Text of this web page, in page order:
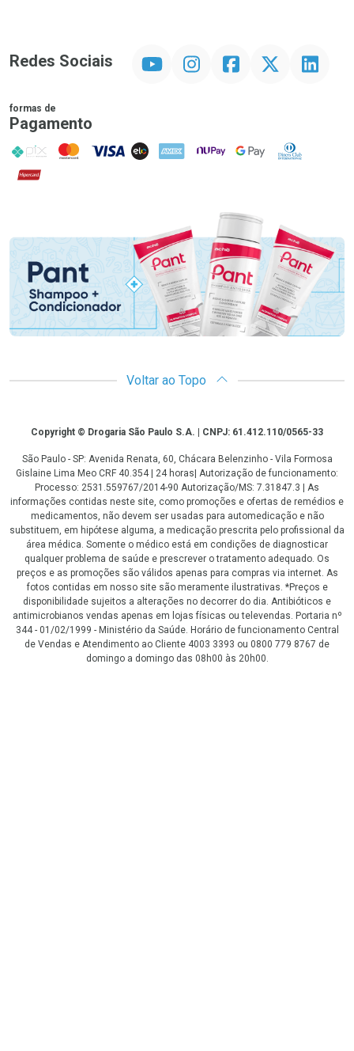
Redes Sociais InstagramFacebookTwitter Linkedin
formas de
Pagamento
PIX MasterCard
VISA ELO AMEX NuPay Google PayDiners Club
Hipercard
Promoção em Destaque
Voltar ao Topo
CopyrightCopyright © Drogaria São Paulo S.A. | CNPJ: 61.412.110/0565-33
São Paulo - SP: Avenida Renata, 60, Chácara Belenzinho - Vila Formosa
Gislaine Lima Meo CRF 40.354 | 24 horas| Autorização de funcionamento:
Processo: 2531.559767/2014-90 Autorização/MS: 7.31847.3 | As
informações contidas neste site, como promoções e ofertas de remédios e
medicamentos, não devem ser usadas para automedicação e não
substituem, em hipótese alguma, a medicação prescrita pelo profissional da
área médica. Somente o médico está em condições de diagnosticar
qualquer problema de saúde e prescrever o tratamento adequado. Os
preços e as promoções são válidos apenas para compras via internet. As
fotos contidas em nosso site são meramente ilustrativas. *Preços e
disponibilidade sujeitos a alterações no decorrer do dia. Antibióticos e
antimicrobianos vendas apenas em lojas físicas ou televendas. Portaria nº
344 - 01/02/1999 - Ministério da Saúde. Horário de funcionamento Central
de Vendas e Atendimento ao Cliente 4003 3393 ou 0800 779 8767 de
domingo a domingo das 08h00 às 20h00.